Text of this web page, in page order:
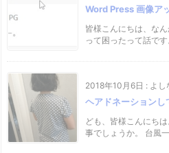
Word Press 画像ア
皆様こんにちは、な
って困ったって話です
2018年10月6日 : よし
ヘアドネーションし
ども、皆様こんにち
事でしょうか。 台風